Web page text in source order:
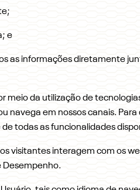
e
as informações diretamente
da utilização de
navega em nossos canais.
todas as funcionalidades
visitantes interagem com os
Desempenho.